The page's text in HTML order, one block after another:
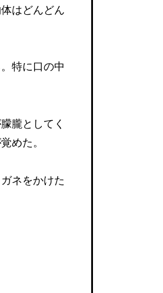
はどんどん
特に口の中
朧としてく
めた。
ネをかけた